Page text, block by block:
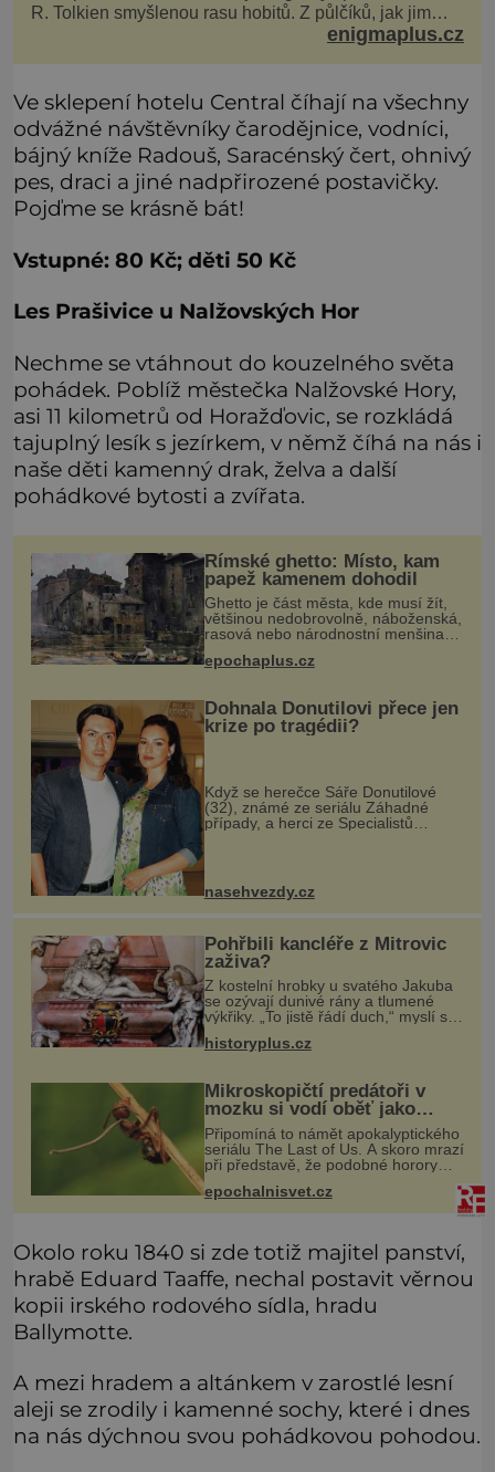
R. Tolkien smyšlenou rasu hobitů. Z půlčíků, jak jim
říká, následně udělá hlavní hrdiny svých slavných
enigmaplus.cz
Ve sklepení hotelu Central číhají na všechny
odvážné návštěvníky čarodějnice, vodníci,
bájný kníže Radouš, Saracénský čert, ohnivý
pes, draci a jiné nadpřirozené postavičky.
Pojďme se krásně bát!
Vstupné: 80 Kč; děti 50 Kč
Les Prašivice u Nalžovských Hor
Nechme se vtáhnout do kouzelného světa
pohádek. Poblíž městečka Nalžovské Hory,
asi 11 kilometrů od Horažďovic, se rozkládá
tajuplný lesík s jezírkem, v němž číhá na nás i
naše děti kamenný drak, želva a další
pohádkové bytosti a zvířata.
Římské ghetto: Místo, kam
papež kamenem dohodil
Ghetto je část města, kde musí žít,
většinou nedobrovolně, náboženská,
rasová nebo národnostní menšina
obyvatel. Bohaté historické
zkušenosti mají s takovým životem
epochaplus.cz
Dohnala Donutilovi přece jen
krize po tragédii?
Když se herečce Sáře Donutilové
(32), známé ze seriálu Záhadné
případy, a herci ze Specialistů
nasehvezdy.cz
Pohřbili kancléře z Mitrovic
zaživa?
Z kostelní hrobky u svatého Jakuba
se ozývají dunivé rány a tlumené
výkřiky. „To jistě řádí duch,“ myslí si
pověrčiví lidé. Ani za dvě kopy grošů
by se nikdo neodvážil podzemní
historyplus.cz
Mikroskopičtí predátoři v
mozku si vodí oběť jako
loutku
Připomíná to námět apokalyptického
seriálu The Last of Us. A skoro mrazí
při představě, že podobné horory
probíhají v přírodě běžně – s tím
rozdílem, že nejde pouze o infekce
parazitickou houbou a že
epochalnisvet.cz
Okolo roku 1840 si zde totiž majitel panství,
hrabě Eduard Taaffe, nechal postavit věrnou
kopii irského rodového sídla, hradu
Ballymotte.
A mezi hradem a altánkem v zarostlé lesní
aleji se zrodily i kamenné sochy, které i dnes
na nás dýchnou svou pohádkovou pohodou.